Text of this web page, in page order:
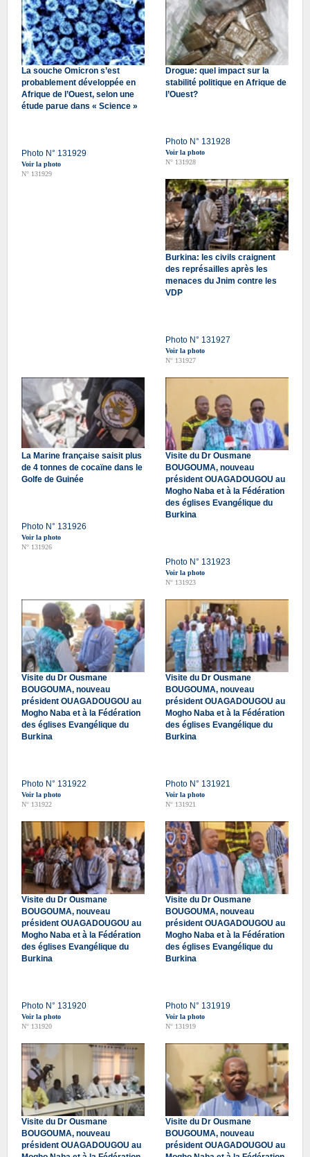
La souche Omicron s’est
probablement développée en
Afrique de l’Ouest, selon une
étude parue dans « Science »
Photo N° 131929
Voir la photo
N° 131929
Drogue: quel impact sur la
stabilité politique en Afrique de
l’Ouest?
Photo N° 131928
Voir la photo
N° 131928
Burkina: les civils craignent
des représailles après les
menaces du Jnim contre les
VDP
Photo N° 131927
Voir la photo
N° 131927
La Marine française saisit plus
de 4 tonnes de cocaïne dans le
Golfe de Guinée
Photo N° 131926
Voir la photo
N° 131926
Visite du Dr Ousmane
BOUGOUMA, nouveau
président OUAGADOUGOU au
Mogho Naba et à la Fédération
des églises Evangélique du
Burkina
Photo N° 131923
Voir la photo
N° 131923
Visite du Dr Ousmane
BOUGOUMA, nouveau
président OUAGADOUGOU au
Mogho Naba et à la Fédération
des églises Evangélique du
Burkina
Photo N° 131922
Voir la photo
N° 131922
Visite du Dr Ousmane
BOUGOUMA, nouveau
président OUAGADOUGOU au
Mogho Naba et à la Fédération
des églises Evangélique du
Burkina
Photo N° 131921
Voir la photo
N° 131921
Visite du Dr Ousmane
BOUGOUMA, nouveau
président OUAGADOUGOU au
Mogho Naba et à la Fédération
des églises Evangélique du
Burkina
Photo N° 131920
Voir la photo
N° 131920
Visite du Dr Ousmane
BOUGOUMA, nouveau
président OUAGADOUGOU au
Mogho Naba et à la Fédération
des églises Evangélique du
Burkina
Photo N° 131919
Voir la photo
N° 131919
Visite du Dr Ousmane
BOUGOUMA, nouveau
président OUAGADOUGOU au
Visite du Dr Ousmane
BOUGOUMA, nouveau
président OUAGADOUGOU au